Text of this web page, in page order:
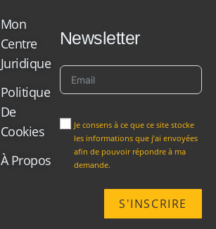
Mon
Centre
Juridique
Politique
De
Cookies
À Propos
Newsletter
Je consens à ce que ce site stocke
les informations que j’ai envoyées
afin de pouvoir répondre à ma
demande.
S'INSCRIRE